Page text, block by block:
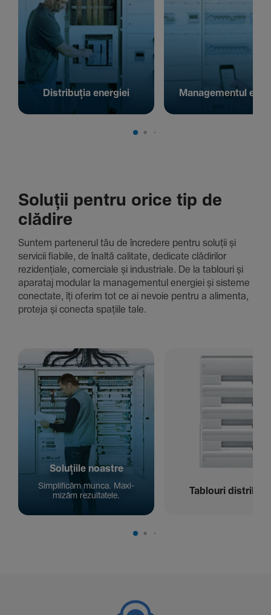
Distribuția energiei Managementul
Soluții pentru orice tip de
clădire
Suntem parte­nerul tău de încre­dere pentru soluții și
servicii fiabile, de înaltă cali­tate, dedi­cate clădi­rilor
rezi­den­țiale, comer­ciale și indus­triale. De la tablouri și
aparataj modular la managementul energiei și sisteme
conec­tate, îți oferim tot ce ai nevoie pentru a alimenta,
proteja și conecta spațiile tale.
Solu­țiile noastre
Simpli­ficăm munca. Maxi­
mizăm rezul­ta­tele.
Tablouri